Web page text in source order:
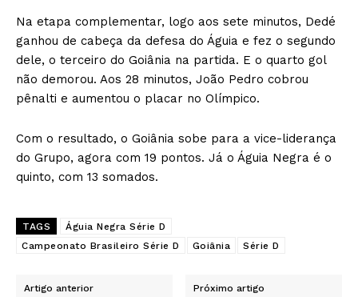
Na etapa complementar, logo aos sete minutos, Dedé
ganhou de cabeça da defesa do Águia e fez o segundo
dele, o terceiro do Goiânia na partida. E o quarto gol
não demorou. Aos 28 minutos, João Pedro cobrou
pênalti e aumentou o placar no Olímpico.
Com o resultado, o Goiânia sobe para a vice-liderança
do Grupo, agora com 19 pontos. Já o Águia Negra é o
quinto, com 13 somados.
TAGS
Águia Negra Série D
Campeonato Brasileiro Série D
Goiânia Série D
Artigo anterior Próximo artigo